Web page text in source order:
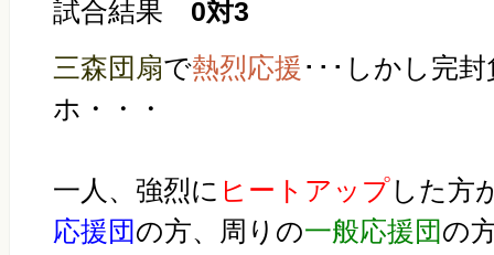
試合結果 0対3
三森団扇で熱烈応援 ･･･しかし完
ホ・・・
一人、強烈に ヒートアップした方
応援団の方、周りの一般応援団の